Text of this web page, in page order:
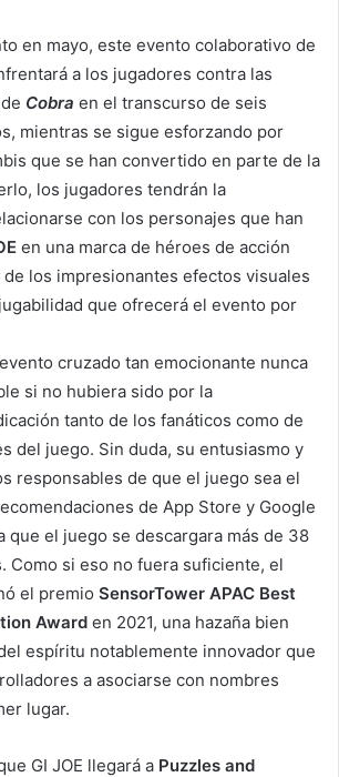
en mayo, este evento colaborativo de
a los jugadores contra las
Cobra en el transcurso de seis
mientras se sigue esforzando por
que se han convertido en parte de la
los jugadores tendrán la
con los personajes que han
en una marca de héroes de acción
los impresionantes efectos visuales
que ofrecerá el evento por
cruzado tan emocionante nunca
si no hubiera sido por la
tanto de los fanáticos como de
del juego. Sin duda, su entusiasmo y
responsables de que el juego sea el
de App Store y Google
que el juego se descargara más de 38
Como si eso no fuera suficiente, el
el premio SensorTower APAC Best
Award en 2021, una hazaña bien
espíritu notablemente innovador que
a asociarse con nombres
lugar.
GI JOE llegará a Puzzles and